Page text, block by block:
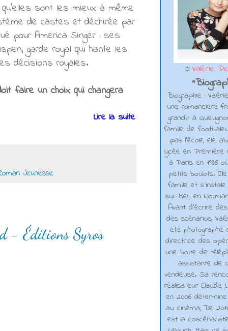
sont les mieux à même
de castes et déchirée par
pour America Singer : ses
garde royal qui hante les
décisions royales.
faire un choix qui changera
Lire la suite
Jeunesse
- Éditions Syros
☼Valérie
*
Biographie :
une romancière
grandit à
famille de
pas l'école, elle
lycée en
à Paris en 1986
petits boulots.
famille et
sur-Mer, en
Avant d’écrire
des scénarios,
été photographe
directrice des
une boite de
assistante de
vendeuse. Sa
réalisateur Claude
en 2006
au cinéma, De
est la